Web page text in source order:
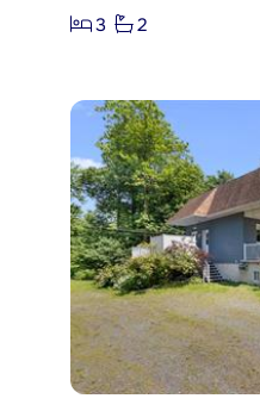
3
2